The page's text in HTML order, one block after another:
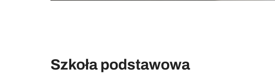
Szkoła podstawowa